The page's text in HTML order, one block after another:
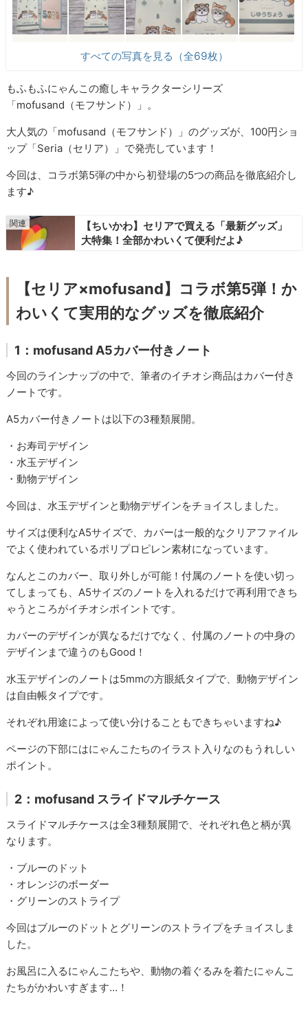
すべての写真を見る（全69枚）
もふもふにゃんこの癒しキャラクターシリーズ
「mofusand（モフサンド）」。
大人気の「mofusand（モフサンド）」のグッズが、100円ショ
ップ「Seria（セリア）」で発売しています！
今回は、コラボ第5弾の中から初登場の5つの商品を徹底紹介し
ます♪
【ちいかわ】セリアで買える「最新グッズ」
大特集！全部かわいくて便利だよ♪
【セリア×mofusand】コラボ第5弾！か
わいくて実用的なグッズを徹底紹介
1：mofusand A5カバー付きノート
今回のラインナップの中で、筆者のイチオシ商品はカバー付き
ノートです。
A5カバー付きノートは以下の3種類展開。
・お寿司デザイン
・水玉デザイン
・動物デザイン
今回は、水玉デザインと動物デザインをチョイスしました。
サイズは便利なA5サイズで、カバーは一般的なクリアファイル
でよく使われているポリプロピレン素材になっています。
なんとこのカバー、取り外しが可能！付属のノートを使い切っ
てしまっても、A5サイズのノートを入れるだけで再利用できち
ゃうところがイチオシポイントです。
カバーのデザインが異なるだけでなく、付属のノートの中身の
デザインまで違うのもGood！
水玉デザインのノートは5mmの方眼紙タイプで、動物デザイン
は自由帳タイプです。
それぞれ用途によって使い分けること もできちゃいますね♪
ページの下部にはにゃんこたちのイラスト入りなのもうれしい
ポイント。
2：mofusand スライドマルチケース
スライドマルチケースは全3種類展開で、それぞれ色と柄が異
なります。
・ブルーのドット
・オレンジのボーダー
・グリーンのストライプ
今回はブルーのドットとグリーンのストライプをチョイスしま
した。
お風呂に入るにゃんこたちや、動物の着ぐるみを着たにゃんこ
たちがかわいすぎます…！